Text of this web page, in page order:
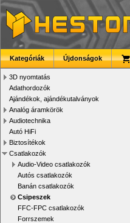
Kategóriák Újdonságok
3D nyomtatás
Adathordozók
Ajándékok, ajándékutalványok
Analóg áramkörök
Audiotechnika
Autó HiFi
Biztosítékok
Csatlakozók
Audio-Video csatlakozók
Autós csatlakozók
Banán csatlakozók
Csipeszek
FFC-FPC csatlakozók
Forrszemek